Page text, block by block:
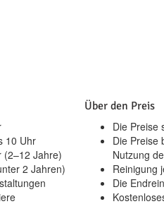
und Clubs. Darüber hinaus gibt
einen Flughafen.
10 Uhr
(2–12 Jahre)
2 Jahren)
Über den Preis
Die Preise
Die Preise
Nutzung
Reinigung
Die